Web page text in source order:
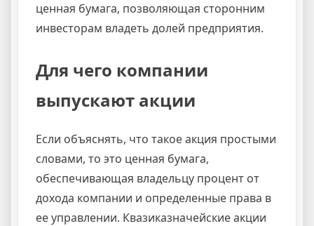
ценная бумага, позволяющая сторонним
инвесторам владеть долей предприятия.
Для чего компании
выпускают акции
Если объяснять, что такое акция простыми
словами, то это ценная бумага,
обеспечивающая владельцу процент от
дохода компании и определенные права в
ее управлении. Квазиказначейские акции